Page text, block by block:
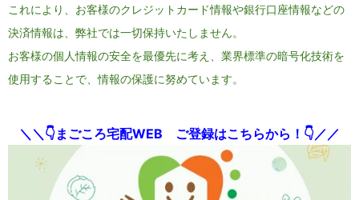
これにより、お客様のクレジットカード情報や銀行口座情報などの
決済情報は、弊社では一切保持いたしません。
お客様の個人情報の安全を最優先に考え、業界標準の暗号化技術を
使用することで、情報の保護に努めています。
＼＼👇まごころ宅配WEB ご登録はこちらから！👇／／